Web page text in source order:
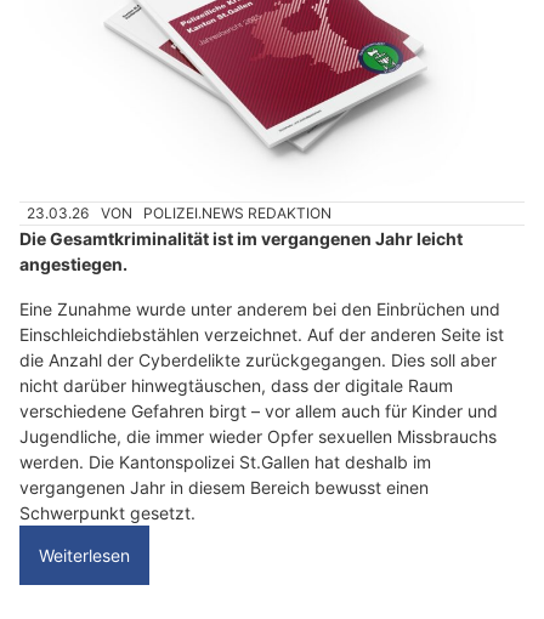
23.03.26 VON POLIZEI.NEWS REDAKTION
Die Gesamtkriminalität ist im vergangenen Jahr leicht
angestiegen.
Eine Zunahme wurde unter anderem bei den Einbrüchen und
Einschleichdiebstählen verzeichnet. Auf der anderen Seite ist
die Anzahl der Cyberdelikte zurückgegangen. Dies soll aber
nicht darüber hinwegtäuschen, dass der digitale Raum
verschiedene Gefahren birgt – vor allem auch für Kinder und
Jugendliche, die immer wieder Opfer sexuellen Missbrauchs
werden. Die Kantonspolizei St.Gallen hat deshalb im
vergangenen Jahr in diesem Bereich bewusst einen
Schwerpunkt gesetzt.
Weiterlesen